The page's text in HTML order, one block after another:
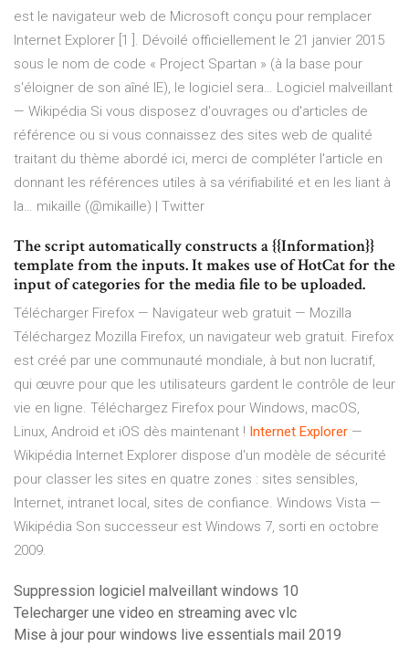
est le navigateur web de Microsoft conçu pour remplacer
Internet Explorer [1 ]. Dévoilé officiellement le 21 janvier 2015
sous le nom de code « Project Spartan » (à la base pour
s'éloigner de son aîné IE), le logiciel sera… Logiciel malveillant
— Wikipédia Si vous disposez d'ouvrages ou d'articles de
référence ou si vous connaissez des sites web de qualité
traitant du thème abordé ici, merci de compléter l'article en
donnant les références utiles à sa vérifiabilité et en les liant à
la… mikaille (@mikaille) | Twitter
The script automatically constructs a {{Information}}
template from the inputs. It makes use of HotCat for the
input of categories for the media file to be uploaded.
Télécharger Firefox — Navigateur web gratuit — Mozilla
Téléchargez Mozilla Firefox, un navigateur web gratuit. Firefox
est créé par une communauté mondiale, à but non lucratif,
qui œuvre pour que les utilisateurs gardent le contrôle de leur
vie en ligne. Téléchargez Firefox pour Windows, macOS,
Linux, Android et iOS dès maintenant ! Internet Explorer —
Wikipédia Internet Explorer dispose d'un modèle de sécurité
pour classer les sites en quatre zones : sites sensibles,
Internet, intranet local, sites de confiance. Windows Vista —
Wikipédia Son successeur est Windows 7, sorti en octobre
2009.
Suppression logiciel malveillant windows 10
Telecharger une video en streaming avec vlc
Mise à jour pour windows live essentials mail 2019